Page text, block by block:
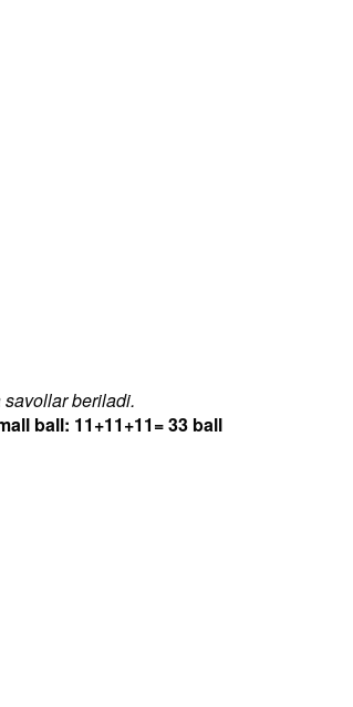
savollar beriladi.
ball: 11+11+11= 33 ball